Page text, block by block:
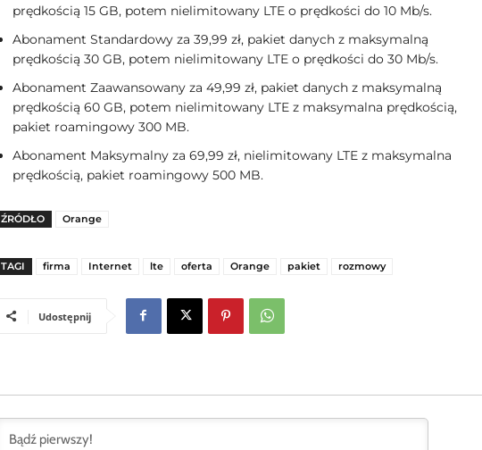
prędkością 15 GB, potem nielimitowany LTE o prędkości do 10 Mb/s.
Abonament Standardowy za 39,99 zł, pakiet danych z maksymalną
prędkością 30 GB, potem nielimitowany LTE o prędkości do 30 Mb/s.
Abonament Zaawansowany za 49,99 zł, pakiet danych z maksymalną
prędkością 60 GB, potem nielimitowany LTE z maksymalna prędkością,
pakiet roamingowy 300 MB.
Abonament Maksymalny za 69,99 zł, nielimitowany LTE z maksymalna
prędkością, pakiet roamingowy 500 MB.
ŹRÓDŁO Orange
TAGI firma Internet lte oferta Orange pakiet rozmowy
Udostępnij